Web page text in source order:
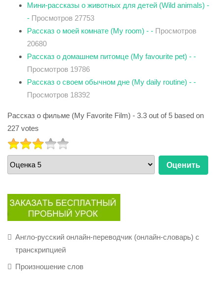
Мини-рассказы о животных для детей (Wild animals) -
- Просмотров 27753
Рассказ о моей комнате (My room) - - Просмотров
20680
Рассказ о домашнем питомце (My favourite pet) - -
Просмотров 19786
Рассказ о своем обычном дне (My daily routine) - -
Просмотров 18392
Рассказ о фильме (My Favorite Film) - 3.3 out of 5 based on
227 votes
РЕЙТИНГ:
3
/5
Пожалуйста,
оцените
Англо-русский онлайн-переводчик (онлайн-словарь) с
транскрипцией
Произношение слов